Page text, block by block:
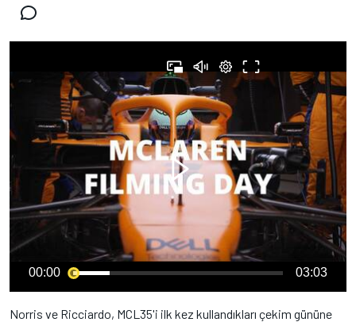
00:00 03:03
Norris ve Ricciardo, MCL35'i ilk kez kullandıkları çekim gününe